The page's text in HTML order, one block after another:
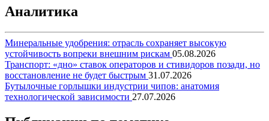
Аналитика
Минеральные удобрения: отрасль сохраняет высокую
устойчивость вопреки внешним рискам 05.08.2026
Транспорт: «дно» ставок операторов и стивидоров позади, но
восстановление не будет быстрым 31.07.2026
Бутылочные горлышки индустрии чипов: анатомия
технологической зависимости 27.07.2026